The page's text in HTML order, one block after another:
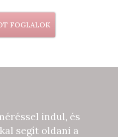
FOGLALOK
indul, és
segít oldani a